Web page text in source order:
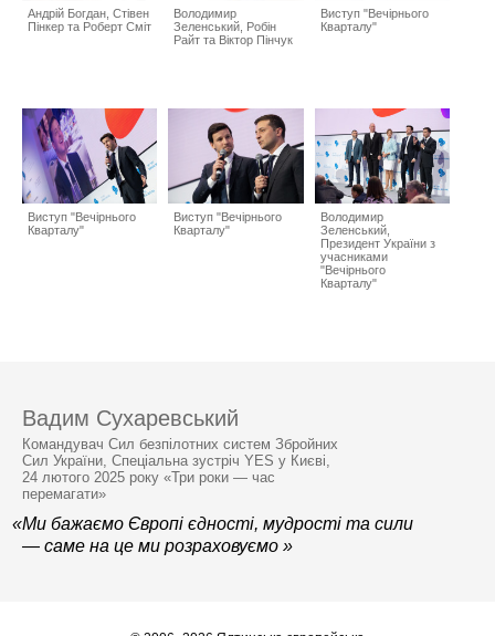
Андрій Богдан, Стівен
Пінкер та Роберт Сміт
Володимир
Зеленський, Робін
Райт та Віктор Пінчук
Виступ "Вечірнього
Кварталу"
Виступ "Вечірнього
Кварталу"
Виступ "Вечірнього
Кварталу"
Володимир
Зеленський,
Президент України з
учасниками
"Вечірнього
Кварталу"
Вадим Сухаревський
Командувач Сил безпілотних систем Збройних
Сил України, Спеціальна зустріч YES у Києві,
24 лютого 2025 року «Три роки — час
перемагати»
«Ми бажаємо Європі єдності, мудрості та сили
— саме на це ми розраховуємо »